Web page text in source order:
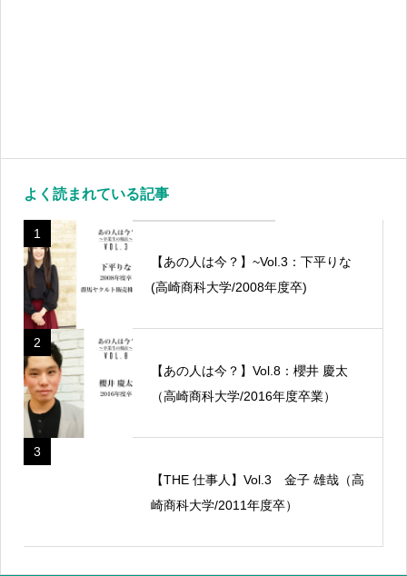
よく読まれている記事
1
【あの人は今？】~Vol.3：下平りな
(高崎商科大学/2008年度卒)
2
【あの人は今？】Vol.8：櫻井 慶太
（高崎商科大学/2016年度卒業）
3
【THE 仕事人】Vol.3 金子 雄哉（高
崎商科大学/2011年度卒）